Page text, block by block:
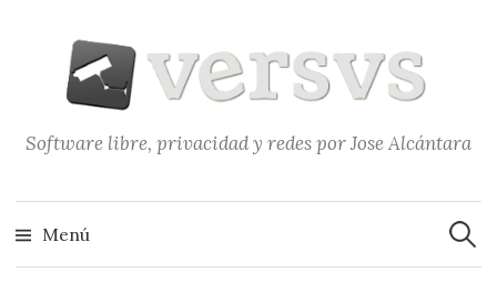
contenido
Software libre, privacidad y redes por Jose Alcántara
Menú